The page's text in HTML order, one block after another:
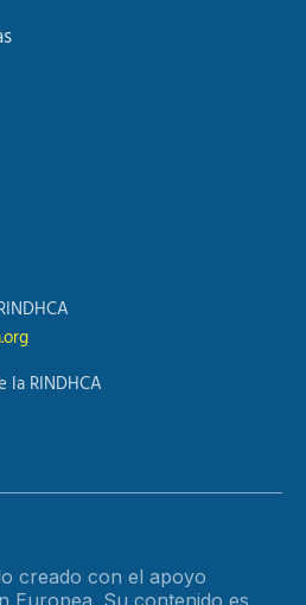
la RINDHCA
creado con el apoyo